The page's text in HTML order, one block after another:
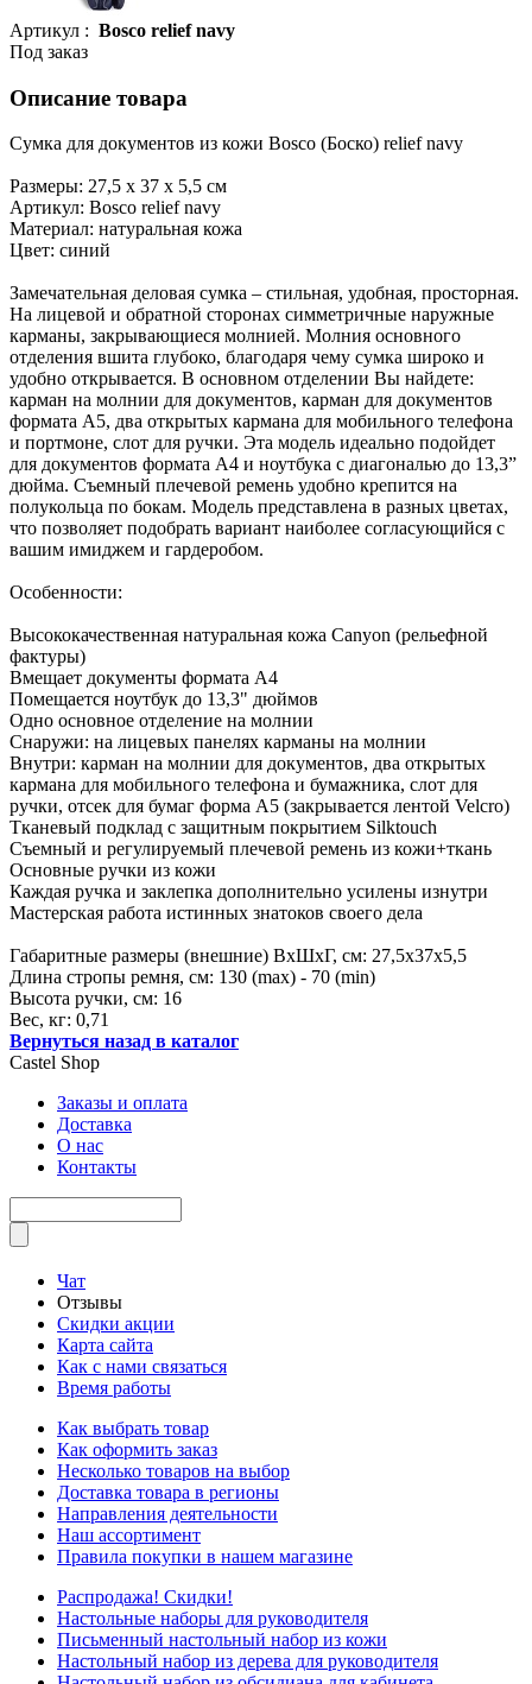
Артикул : Bosco relief navy
Под заказ
Описание товара
Сумка для документов из кожи Bosco (Боско) relief navy
Размеры: 27,5 х 37 х 5,5 см
Артикул: Bosco relief navy
Материал: натуральная кожа
Цвет: синий
Замечательная деловая сумка – стильная, удобная, просторная.
На лицевой и обратной сторонах симметричные наружные
карманы, закрывающиеся молнией. Молния основного
отделения вшита глубоко, благодаря чему сумка широко и
удобно открывается. В основном отделении Вы найдете:
карман на молнии для документов, карман для документов
формата А5, два открытых кармана для мобильного телефона
и портмоне, слот для ручки. Эта модель идеально подойдет
для документов формата А4 и ноутбука с диагональю до 13,3”
дюйма. Съемный плечевой ремень удобно крепится на
полукольца по бокам. Модель представлена в разных цветах,
что позволяет подобрать вариант наиболее согласующийся с
вашим имиджем и гардеробом.
Особенности:
Высококачественная натуральная кожа Canyon (рельефной
фактуры)
Вмещает документы формата А4
Помещается ноутбук до 13,3" дюймов
Одно основное отделение на молнии
Снаружи: на лицевых панелях карманы на молнии
Внутри: карман на молнии для документов, два открытых
кармана для мобильного телефона и бумажника, слот для
ручки, отсек для бумаг форма А5 (закрывается лентой Velcro)
Тканевый подклад с защитным покрытием Silktouch
Съемный и регулируемый плечевой ремень из кожи+ткань
Основные ручки из кожи
Каждая ручка и заклепка дополнительно усилены изнутри
Мастерская работа истинных знатоков своего дела
Габаритные размеры (внешние) ВхШхГ, см: 27,5х37х5,5
Длина стропы ремня, см: 130 (max) - 70 (min)
Высота ручки, см: 16
Вес, кг: 0,71
Вернуться назад в каталог
Castel Shop
Заказы и оплата
Доставка
О нас
Контакты
Чат
Отзывы
Скидки акции
Карта сайта
Как с нами связаться
Время работы
Как выбрать товар
Как оформить заказ
Несколько товаров на выбор
Доставка товара в регионы
Направления деятельности
Наш ассортимент
Правила покупки в нашем магазине
Распродажа! Скидки!
Настольные наборы для руководителя
Письменный настольный набор из кожи
Настольный набор из дерева для руководителя